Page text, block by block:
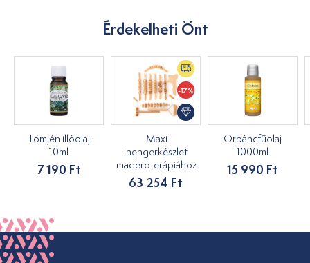
Érdekelheti Önt
Tömjén illóolaj
10ml
7 190 Ft
-17%
Maxi
hengerkészlet
maderoterápiához
63 254 Ft
Orbáncfűolaj
1000ml
15 990 Ft